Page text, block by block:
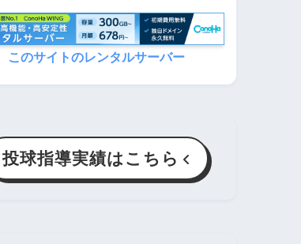
このサイトのレンタルサーバー
投球指導実績はこちら